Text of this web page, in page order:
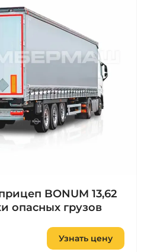
BONUM 13,62
опасных грузов
Узнать цену